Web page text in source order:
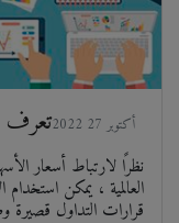
تعرف على 150
نظرًا لارتباط أسعار
قرارات التداول قصيرة